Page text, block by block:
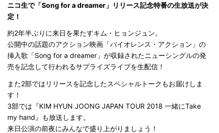
ニコ生で「Song for a dreamer」リリース記念特番の生放送が決
定！
約2年半ぶりに来日を果たすキム・ヒョンジュン。
公開中の話題のアクション映画「バイオレンス・アクション」の
挿入歌「Song for a dreamer」が収録されたニューシングルの発
売を記念して行われるサプライズライブを生配信！
また2部ではリリースを記念したスペシャルトークもお届けしま
す！
3部では『KIM HYUN JOONG JAPAN TOUR 2018 一緒にTake
my hand』も放送します。
来日公演の前夜にみんなで盛り上がりましょう！